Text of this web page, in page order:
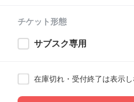
チケット形態
サブスク専用
在庫切れ・受付終了は表示